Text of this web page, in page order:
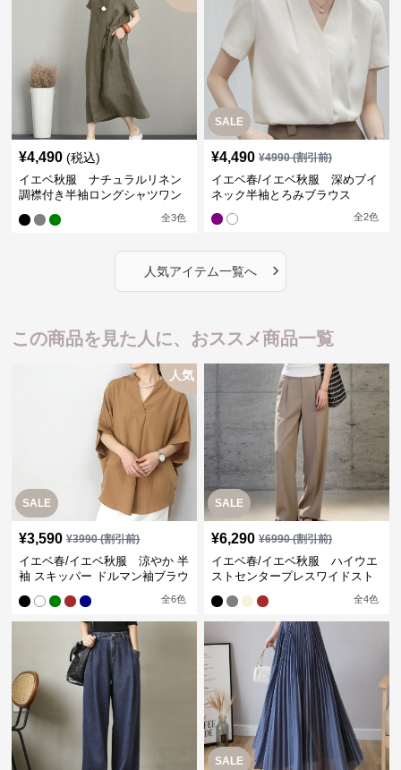
¥4,490 (税込)
イエベ秋服 ナチュラルリネン
調襟付き半袖ロングシャツワン
全3色
SALE
¥4,490 ¥4990(割引前)
イエベ春/イエベ秋服 深めブイ
ネック半袖とろみブラウス
全2色
人気アイテム一覧へ ›
この商品を見た人に、おススメ商品一覧
SALE
人気
¥3,590 ¥3990(割引前)
イエベ春/イエベ秋服 涼やか 半
袖 スキッパー ドルマン袖ブラウ
全6色
SALE
¥6,290 ¥6990(割引前)
イエベ春/イエベ秋服 ハイウエ
ストセンタープレスワイドスト
全4色
SALE